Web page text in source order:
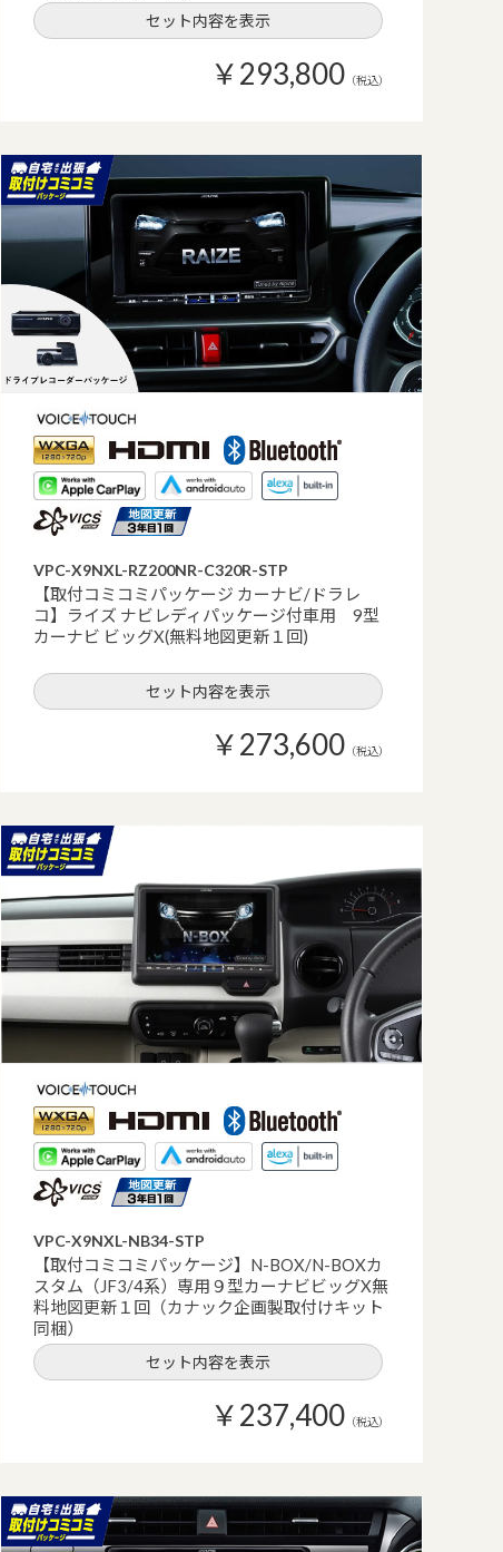
セット内容を表示
￥293,800 （税込）
VPC-X9NXL-RZ200NR-C320R-STP
【取付コミコミパッケージ カーナビ/ドラレ
コ】ライズ ナビレディパッケージ付車用 9型
カーナビ ビッグX(無料地図更新１回)
セット内容を表示
￥273,600 （税込）
VPC-X9NXL-NB34-STP
【取付コミコミパッケージ】N-BOX/N-BOXカ
スタム（JF3/4系）専用９型カーナビビッグX無
料地図更新１回（カナック企画製取付けキット
同梱）
セット内容を表示
￥237,400 （税込）